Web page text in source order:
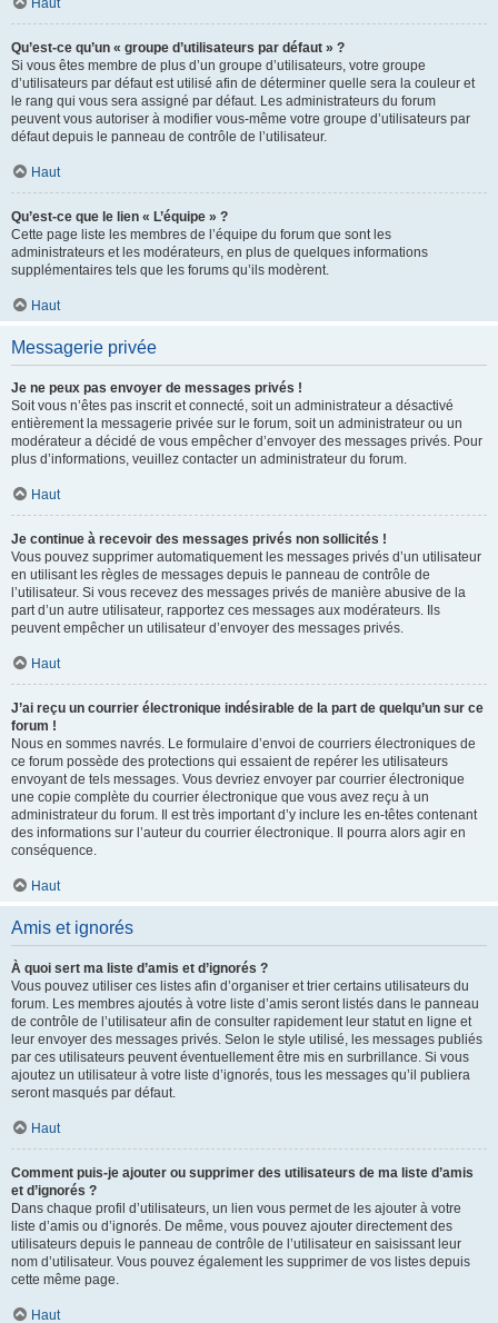
Haut
Qu’est-ce qu’un « groupe d’utilisateurs par défaut » ?
Si vous êtes membre de plus d’un groupe d’utilisateurs, votre groupe
d’utilisateurs par défaut est utilisé afin de déterminer quelle sera la couleur et
le rang qui vous sera assigné par défaut. Les administrateurs du forum
peuvent vous autoriser à modifier vous-même votre groupe d’utilisateurs par
défaut depuis le panneau de contrôle de l’utilisateur.
Haut
Qu’est-ce que le lien « L’équipe » ?
Cette page liste les membres de l’équipe du forum que sont les
administrateurs et les modérateurs, en plus de quelques informations
supplémentaires tels que les forums qu’ils modèrent.
Haut
Messagerie privée
Je ne peux pas envoyer de messages privés !
Soit vous n’êtes pas inscrit et connecté, soit un administrateur a désactivé
entièrement la messagerie privée sur le forum, soit un administrateur ou un
modérateur a décidé de vous empêcher d’envoyer des messages privés. Pour
plus d’informations, veuillez contacter un administrateur du forum.
Haut
Je continue à recevoir des messages privés non sollicités !
Vous pouvez supprimer automatiquement les messages privés d’un utilisateur
en utilisant les règles de messages depuis le panneau de contrôle de
l’utilisateur. Si vous recevez des messages privés de manière abusive de la
part d’un autre utilisateur, rapportez ces messages aux modérateurs. Ils
peuvent empêcher un utilisateur d’envoyer des messages privés.
Haut
J’ai reçu un courrier électronique indésirable de la part de quelqu’un sur ce
forum !
Nous en sommes navrés. Le formulaire d’envoi de courriers électroniques de
ce forum possède des protections qui essaient de repérer les utilisateurs
envoyant de tels messages. Vous devriez envoyer par courrier électronique
une copie complète du courrier électronique que vous avez reçu à un
administrateur du forum. Il est très important d’y inclure les en-têtes contenant
des informations sur l’auteur du courrier électronique. Il pourra alors agir en
conséquence.
Haut
Amis et ignorés
À quoi sert ma liste d’amis et d’ignorés ?
Vous pouvez utiliser ces listes afin d’organiser et trier certains utilisateurs du
forum. Les membres ajoutés à votre liste d’amis seront listés dans le panneau
de contrôle de l’utilisateur afin de consulter rapidement leur statut en ligne et
leur envoyer des messages privés. Selon le style utilisé, les messages publiés
par ces utilisateurs peuvent éventuellement être mis en surbrillance. Si vous
ajoutez un utilisateur à votre liste d’ignorés, tous les messages qu’il publiera
seront masqués par défaut.
Haut
Comment puis-je ajouter ou supprimer des utilisateurs de ma liste d’amis
et d’ignorés ?
Dans chaque profil d’utilisateurs, un lien vous permet de les ajouter à votre
liste d’amis ou d’ignorés. De même, vous pouvez ajouter directement des
utilisateurs depuis le panneau de contrôle de l’utilisateur en saisissant leur
nom d’utilisateur. Vous pouvez également les supprimer de vos listes depuis
cette même page.
Haut